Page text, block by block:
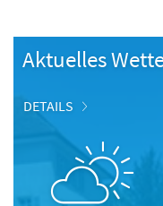
Aktuelles
DETAILS